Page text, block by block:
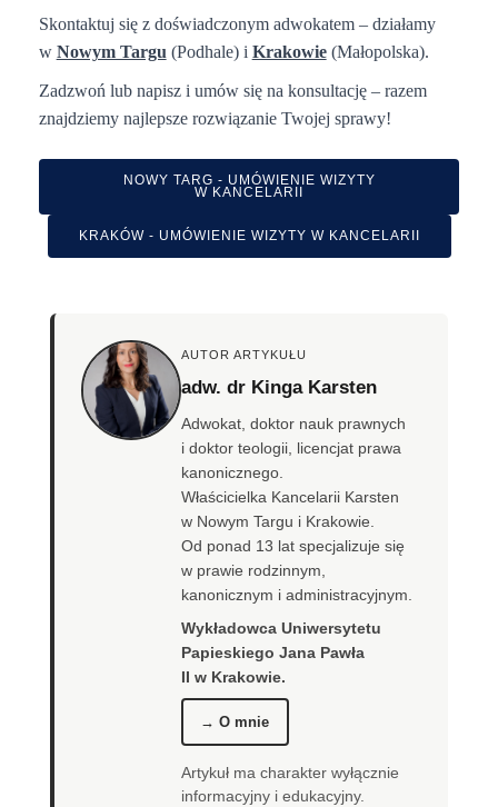
Skontaktuj się z doświadczonym adwokatem – działamy
w Nowym Targu(Podhale) i Krakowie (Małopolska).
Zadzwoń lub napisz i umów się na konsultację – razem
znajdziemy najlepsze rozwiązanie Twojej sprawy!
NOWY TARG - UMÓWIENIE WIZYTY
W KANCELARII
KRAKÓW - UMÓWIENIE WIZYTY W KANCELARII
AUTOR ARTYKUŁU
adw. dr Kinga Karsten
Adwokat, doktor nauk prawnych
i doktor teologii, licencjat prawa
kanonicznego.
Właścicielka Kancelarii Karsten
w Nowym Targu i Krakowie.
Od ponad 13 lat specjalizuje się
w prawie rodzinnym,
kanonicznym i administracyjnym.
Wykładowca Uniwersytetu
Papieskiego Jana Pawła
II w Krakowie.
→ O mnie
Artykuł ma charakter wyłącznie
informacyjny i edukacyjny.